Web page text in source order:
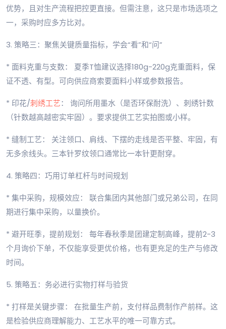
优势，且对生产流程把控更直接。但需注意，这只是市场选项之
一，采购时应多方比对。
3. 策略三：聚焦关键质量指标，学会“看”和“问”
* 面料克重与支数： 夏季T恤建议选择180g-220g克重面料，保
证不透、有型。可向供应商索要面料小样或参数报告。
* 印花/刺绣工艺： 询问所用墨水（是否环保耐洗）、刺绣针数
（针数越高越密实牢固）。要求提供工艺实拍图或小样。
* 缝制工艺： 关注领口、肩线、下摆的走线是否平整、牢固，有
无多余线头。三本针罗纹领口通常比一本针更耐穿。
4. 策略四：巧用订单杠杆与时间规划
* 集中采购，规模效应： 联合集团内其他部门或兄弟公司，在同
期进行集中采购，以量换价。
* 避开旺季，提前规划： 每年春秋季是团建定制高峰，提前2-3
个月询价下单，不仅能享受更优价格，也有更充足的生产与修改
时间。
5. 策略五：务必进行实物打样与验货
* 打样是关键步骤： 在批量生产前，支付样品费制作产前样。这
是检验供应商理解能力、工艺水平的唯一可靠方式。